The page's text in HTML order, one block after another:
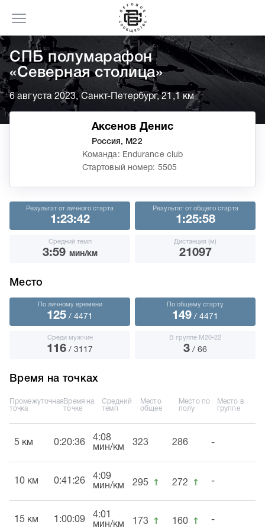
СПБ полумарафон
«Северная столица»
6 августа 2023, Санкт-Петербург, 21,1 км
Аксенов Денис
Россия, М22
Команда: Endurance club
Стартовый номер: 5505
Результат от личного старта
1:23:42
Результат от общего старта
1:25:58
Средний темп
3:59 мин/км
Дистанция (м)
21097
Место
По личному времени
125 / 4471
По общему старту
149 / 4471
Среди мужчин
116 / 3117
В группе М20-22
3 / 66
Время на точках
Промежуточная
точка
Время на
точке
Средний
темп
Место
общее
Место по
полу
Место в
группе
5 км 0:20:36
4:08
мин/км
323 286 -
10 км 0:41:26
4:09
мин/км
295 ↑ 272 ↑ -
15 км 1:00:09
4:01
мин/км
173 ↑ 160 ↑ -